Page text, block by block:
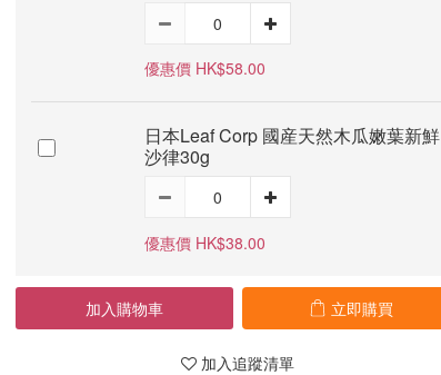
優惠價 HK$58.00
日本Leaf Corp 國産天然木瓜嫩葉新鮮
沙律30g
優惠價 HK$38.00
加入購物車 立即購買
加入追蹤清單